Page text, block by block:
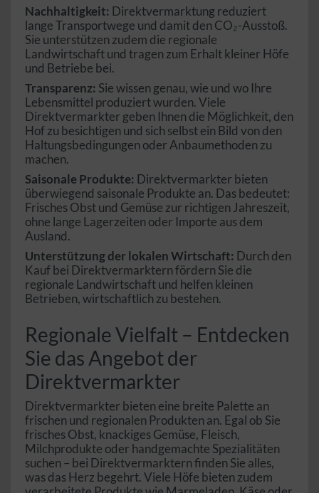
Nachhaltigkeit: Direktvermarktung reduziert
lange Transportwege und damit den CO₂-Ausstoß.
Sie unterstützen zudem die regionale
Landwirtschaft und tragen zum Erhalt kleiner Höfe
und Betriebe bei.
Transparenz: Sie wissen genau, wie und wo Ihre
Lebensmittel produziert wurden. Viele
Direktvermarkter geben Ihnen die Möglichkeit, den
Hof zu besichtigen und sich selbst ein Bild von den
Haltungsbedingungen oder Anbaumethoden zu
machen.
Saisonale Produkte: Direktvermarkter bieten
überwiegend saisonale Produkte an. Das bedeutet:
Frisches Obst und Gemüse zur richtigen Jahreszeit,
ohne lange Lagerzeiten oder Importe aus dem
Ausland.
Unterstützung der lokalen Wirtschaft: Durch den
Kauf bei Direktvermarktern fördern Sie die
regionale Landwirtschaft und helfen kleinen
Betrieben, wirtschaftlich zu bestehen.
Regionale Vielfalt – Entdecken
Sie das Angebot der
Direktvermarkter
Direktvermarkter bieten eine breite Palette an
frischen und regionalen Produkten an. Egal ob Sie
frisches Obst, knackiges Gemüse, Fleisch,
Milchprodukte oder handgemachte Spezialitäten
suchen – bei Direktvermarktern finden Sie alles,
was das Herz begehrt. Viele Höfe bieten zudem